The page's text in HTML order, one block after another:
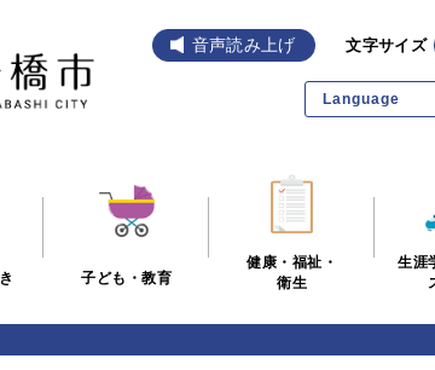
音声読み上げ 文字サイズ
Language
子ども・教育
健康・福祉・
衛生
生涯